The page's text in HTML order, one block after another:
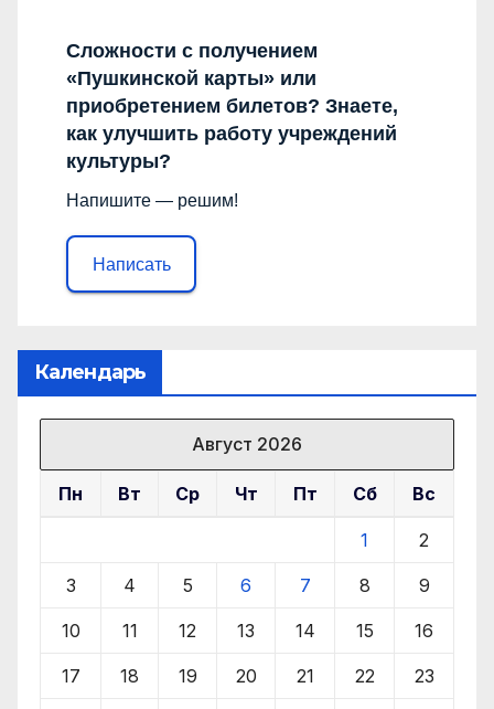
Сложности с получением
«Пушкинской карты» или
приобретением билетов? Знаете,
как улучшить работу учреждений
культуры?
Напишите — решим!
Написать
Календарь
Август 2026
Пн Вт Ср Чт Пт Сб Вс
1 2
3 4 5 6 7 8 9
10 11 12 13 14 15 16
17 18 19 20 21 22 23